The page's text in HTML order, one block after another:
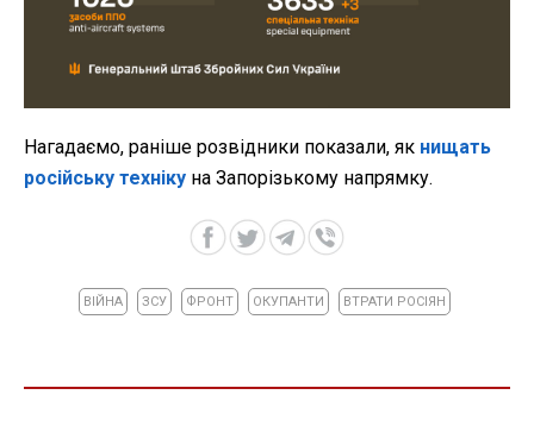
Нагадаємо, раніше розвідники показали, як нищать
російську техніку на Запорізькому напрямку.
ВІЙНА ЗСУ ФРОНТ ОКУПАНТИ ВТРАТИ РОСІЯН